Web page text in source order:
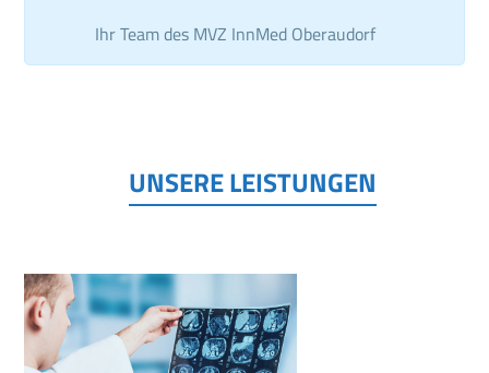
Ihr Team des MVZ InnMed Oberaudorf
UNSERE LEISTUNGEN